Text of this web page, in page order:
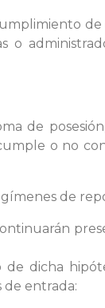
o
de
o no
de
dicha
entrada: